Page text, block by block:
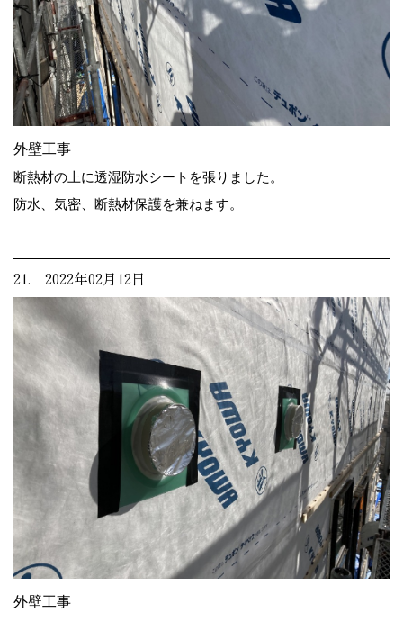
外壁工事
断熱材の上に透湿防水シートを張りました。
防水、気密、断熱材保護を兼ねます。
21. 2022年02月12日
外壁工事